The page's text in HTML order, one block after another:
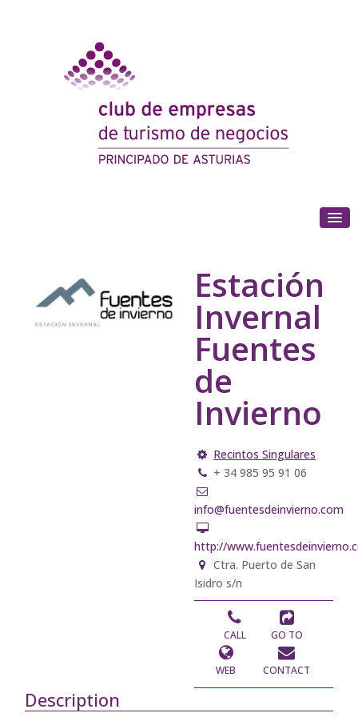
Estación
Invernal
Fuentes
de
Invierno
Recintos Singulares
+ 34 985 95 91 06
info@fuentesdeinvierno.com
http://
Ctra. Puerto de San
Isidro s/n
CALL GO TO
WEB CONTACT
Description